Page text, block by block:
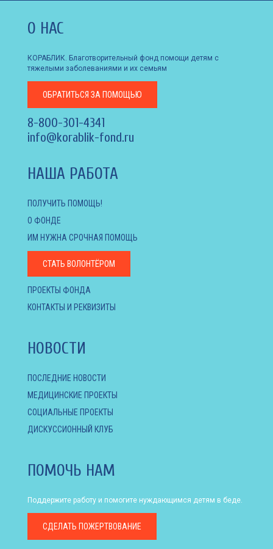
О НАС
КОРАБЛИК. Благотворительный фонд помощи детям с
тяжелыми заболеваниями и их семьям
ОБРАТИТЬСЯ ЗА ПОМОЩЬЮ
8-800-301-4341
info@korablik-fond.ru
НАША РАБОТА
ПОЛУЧИТЬ ПОМОЩЬ!
О ФОНДЕ
ИМ НУЖНА СРОЧНАЯ ПОМОЩЬ
СТАТЬ ВОЛОНТЁРОМ
ПРОЕКТЫ ФОНДА
КОНТАКТЫ И РЕКВИЗИТЫ
НОВОСТИ
ПОСЛЕДНИЕ НОВОСТИ
МЕДИЦИНСКИЕ ПРОЕКТЫ
СОЦИАЛЬНЫЕ ПРОЕКТЫ
ДИСКУССИОННЫЙ КЛУБ
ПОМОЧЬ НАМ
Поддержите работу и помогите нуждающимся детям в беде.
СДЕЛАТЬ ПОЖЕРТВОВАНИЕ